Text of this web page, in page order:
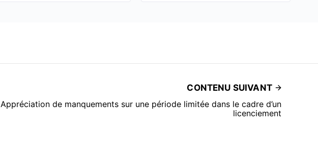
CONTENU SUIVANT
Appréciation de manquements sur une période limitée dans le cadre d’un
licenciement